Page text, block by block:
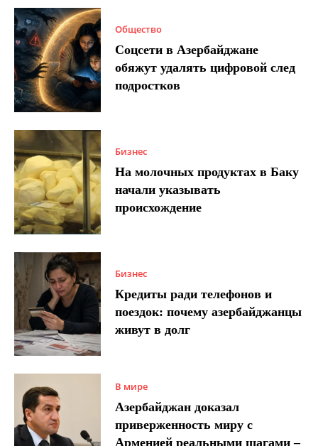
Общество
Соцсети в Азербайджане
обяжут удалять цифровой след
подростков
Бизнес
На молочных продуктах в Баку
начали указывать
происхождение
Бизнес
Кредиты ради телефонов и
поездок: почему азербайджанцы
живут в долг
В мире
Азербайджан доказал
приверженность миру с
Арменией реальными шагами –